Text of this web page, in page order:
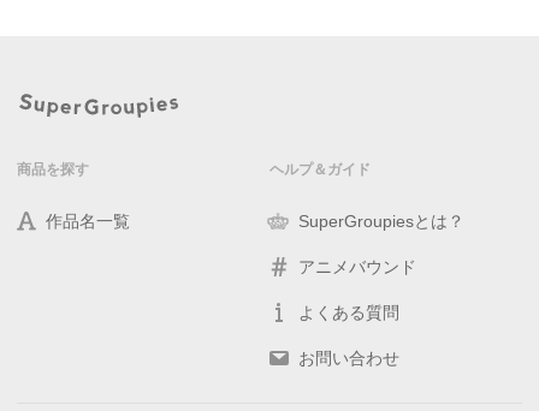
商品を探す
作品名一覧
ヘルプ＆ガイド
SuperGroupiesとは？
アニメバウンド
よくある質問
お問い合わせ